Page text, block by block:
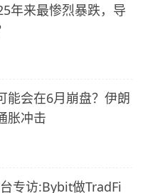
年来最惨烈暴跌，导
能会在6月崩盘？伊朗
胀冲击
专访:Bybit做TradFi